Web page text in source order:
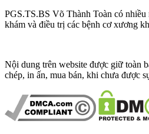
PGS.TS.BS Võ Thành Toàn có
khám và điều trị các bệnh cơ xương
Nội dung trên website được giữ toàn
chép, in ấn, mua bán, khi chưa được